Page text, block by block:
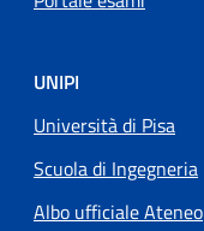
UNIPI
Università di Pisa
Scuola di Ingegneria
Albo ufficiale Ateneo